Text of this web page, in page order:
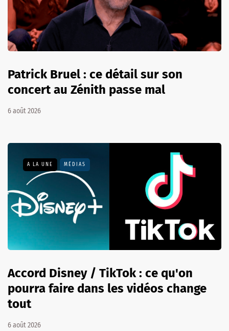
Patrick Bruel : ce détail sur son
concert au Zénith passe mal
6 août 2026
A LA UNE MÉDIAS
Accord Disney / TikTok : ce qu'on
pourra faire dans les vidéos change
tout
6 août 2026